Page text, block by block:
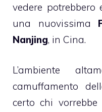
vedere potrebbero
una nuovissima
Nanjing, in Cina.
L’ambiente
camuffamento
certo chi